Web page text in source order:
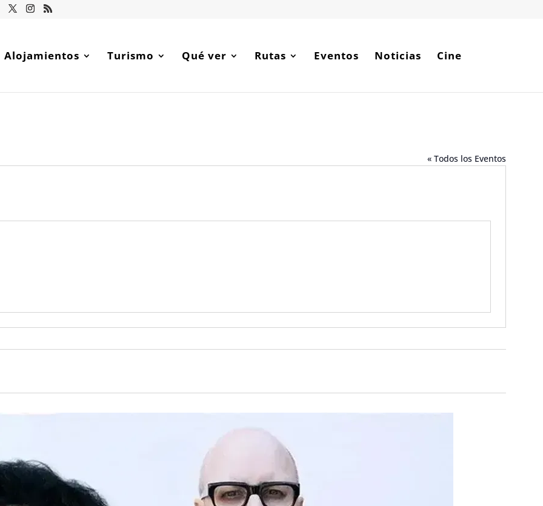
Alojamientos Turismo Qué ver Rutas Eventos Noticias Cine
« Todos los Eventos